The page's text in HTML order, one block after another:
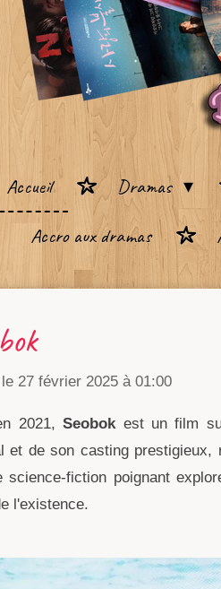
Accueil Dramas
Accro aux dramas
27 février 2025 à 01:00
2021,Seobokest un film
et de son casting
science-fiction poignant
l'existence.